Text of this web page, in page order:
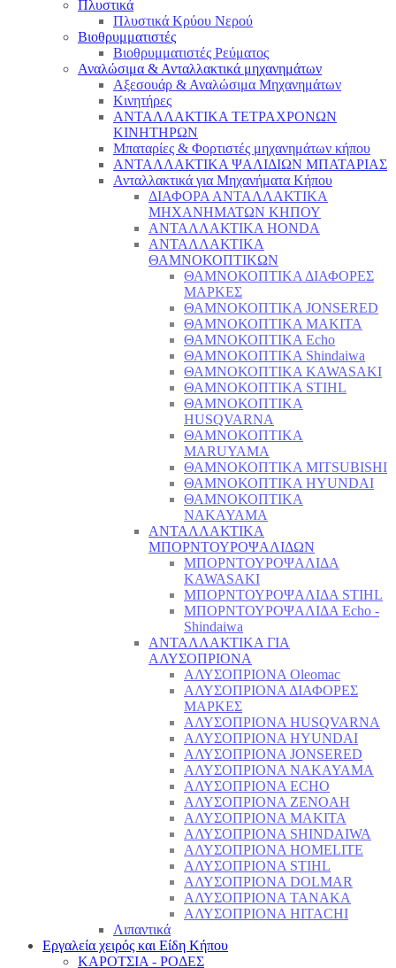
Πλυστικά
Πλυστικά Κρύου Νερού
Βιοθρυμματιστές
Βιοθρυμματιστές Ρεύματος
Αναλώσιμα & Ανταλλακτικά μηχανημάτων
Αξεσουάρ & Αναλώσιμα Μηχανημάτων
Κινητήρες
ΑΝΤΑΛΛΑΚΤΙΚΑ ΤΕΤΡΑΧΡΟΝΩΝ
ΚΙΝΗΤΗΡΩΝ
Μπαταρίες & Φορτιστές μηχανημάτων κήπου
ΑΝΤΑΛΛΑΚΤΙΚΑ ΨΑΛΙΔΙΩΝ ΜΠΑΤΑΡΙAΣ
Ανταλλακτικά για Μηχανήματα Κήπου
ΔΙΑΦΟΡΑ ΑΝΤΑΛΛΑΚΤΙΚΑ
ΜΗΧΑΝΗΜΑΤΩΝ ΚΗΠΟΥ
ΑΝΤΑΛΛΑΚΤΙΚΑ HONDA
ΑΝΤΑΛΛΑΚΤΙΚΑ
ΘΑΜΝΟΚΟΠΤΙΚΩΝ
ΘΑΜΝΟΚΟΠΤΙΚΑ ΔΙΑΦΟΡΕΣ
ΜΑΡΚΕΣ
ΘΑΜΝΟΚΟΠΤΙΚΑ JONSERED
ΘΑΜΝΟΚΟΠΤΙΚΑ MAKITA
ΘΑΜΝΟΚΟΠΤΙΚΑ Echo
ΘΑΜΝΟΚΟΠΤΙΚΑ Shindaiwa
ΘΑΜΝΟΚΟΠΤΙΚΑ KAWASAKI
ΘΑΜΝΟΚΟΠΤΙΚΑ STIHL
ΘΑΜΝΟΚΟΠΤΙΚΑ
HUSQVARNA
ΘΑΜΝΟΚΟΠΤΙΚΑ
MARUYAMA
ΘΑΜΝΟΚΟΠΤΙΚΑ MITSUBISHI
ΘΑΜΝΟΚΟΠΤΙΚΑ HYUNDAI
ΘΑΜΝΟΚΟΠΤΙΚΑ
NAKAYAMA
ΑΝΤΑΛΛΑΚΤΙΚΑ
ΜΠΟΡΝΤΟΥΡΟΨΑΛΙΔΩΝ
ΜΠΟΡΝΤΟΥΡΟΨΑΛΙΔΑ
KAWASAKI
ΜΠΟΡΝΤΟΥΡΟΨΑΛΙΔΑ STIHL
ΜΠΟΡΝΤΟΥΡΟΨΑΛΙΔΑ Echo -
Shindaiwa
ΑΝΤΑΛΛΑΚΤΙΚΑ ΓΙΑ
ΑΛΥΣΟΠΡΙΟΝΑ
ΑΛΥΣΟΠΡΙΟΝΑ Oleomac
ΑΛΥΣΟΠΡΙΟΝΑ ΔΙΑΦΟΡΕΣ
ΜΑΡΚΕΣ
ΑΛΥΣΟΠΡΙΟΝΑ HUSQVARNA
ΑΛΥΣΟΠΡΙΟΝΑ HYUNDAI
ΑΛΥΣΟΠΡΙΟΝΑ JONSERED
ΑΛΥΣΟΠΡΙΟΝΑ NAKAYAMA
ΑΛΥΣΟΠΡΙΟΝΑ ECHO
ΑΛΥΣΟΠΡΙΟΝΑ ZENOAH
ΑΛΥΣΟΠΡΙΟΝΑ MAKITA
ΑΛΥΣΟΠΡΙΟΝΑ SHINDAIWA
ΑΛΥΣΟΠΡΙΟΝΑ HOMELITE
ΑΛΥΣΟΠΡΙΟΝΑ STIHL
ΑΛΥΣΟΠΡΙΟΝΑ DOLMAR
ΑΛΥΣΟΠΡΙΟΝΑ TANAKA
ΑΛΥΣΟΠΡΙΟΝΑ HITACHI
Λιπαντικά
Εργαλεία χειρός και Είδη Κήπου
ΚΑΡΟΤΣΙΑ - ΡΟΔΕΣ